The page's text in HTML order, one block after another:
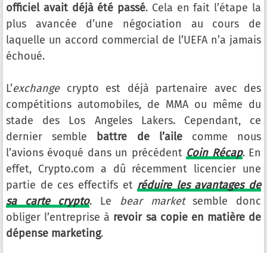
officiel avait déjà été passé. Cela en fait l’étape la
plus avancée d’une négociation au cours de
laquelle un accord commercial de l’UEFA n’a jamais
échoué.
L’exchangecrypto est déjà partenaire avec des
compétitions automobiles, de MMA ou même du
stade des Los Angeles Lakers. Cependant, ce
dernier semble
battre de l’ailecomme nous
l’avions évoqué dans un précédent Coin Récap. En
effet, Crypto.com a dû récemment licencier une
partie de ces effectifs et réduire les avantages de
sa carte crypto. Le bear marketsemble donc
obliger l’entreprise à revoir sa copie en matière de
dépense marketing.